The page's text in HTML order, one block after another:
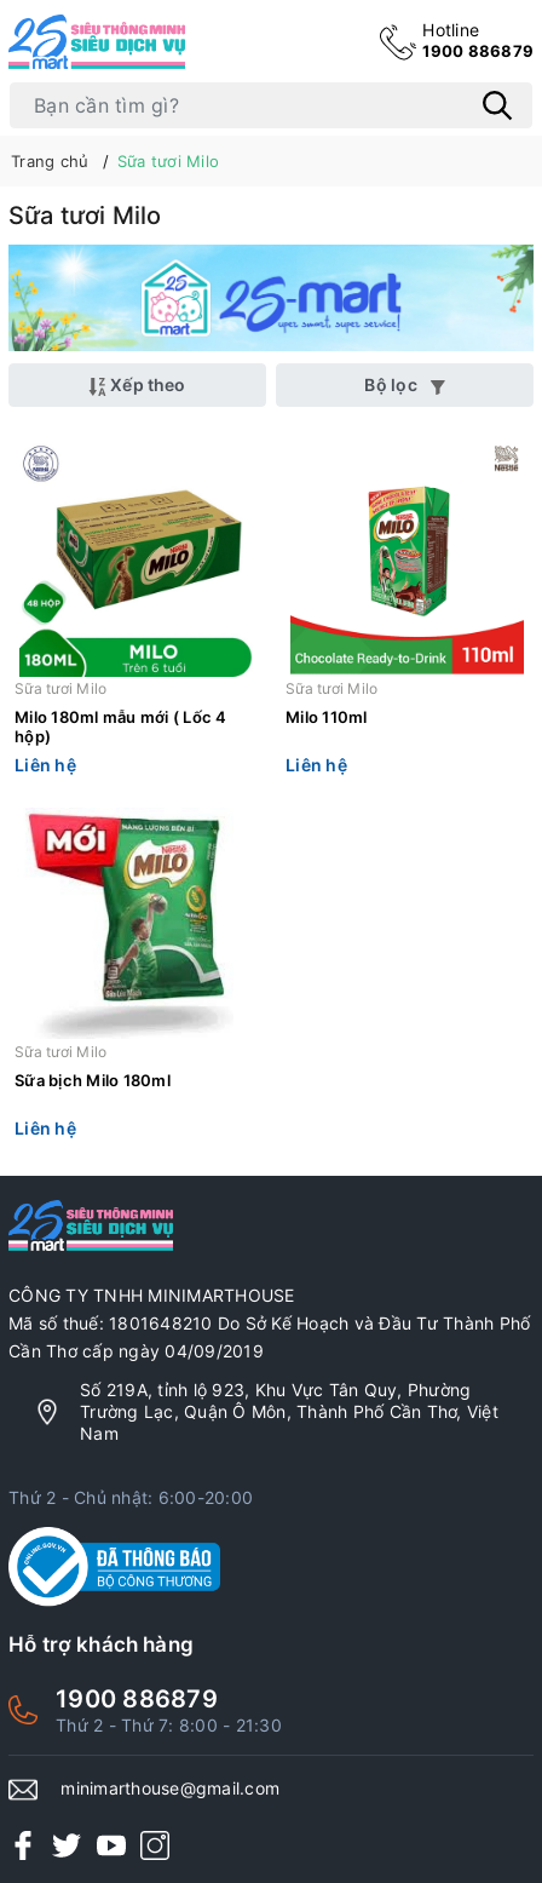
Hotline
1900 886879
Trang chủ Sữa tươi Milo
Sữa tươi Milo
Xếp theo Bộ lọc
Sữa tươi Milo
Milo 180ml mẫu mới ( Lốc 4
hộp)
Liên hệ
Sữa tươi Milo
Milo 110ml
Liên hệ
Sữa tươi Milo
Sữa bịch Milo 180ml
Liên hệ
CÔNG TY TNHH MINIMARTHOUSE
Mã số thuế: 1801648210 Do Sở Kế Hoạch và Đầu Tư Thành Phố
Cần Thơ cấp ngày 04/09/2019
Số 219A, tỉnh lộ 923, Khu Vực Tân Quy, Phường
Trường Lạc, Quận Ô Môn, Thành Phố Cần Thơ, Việt
Nam
Thứ 2 - Chủ nhật: 6:00-20:00
Hỗ trợ khách hàng
1900 886879
Thứ 2 - Thứ 7: 8:00 - 21:30
minimarthouse@gmail.com